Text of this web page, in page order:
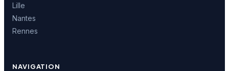
Lille
Nantes
Rennes
NAVIGATION